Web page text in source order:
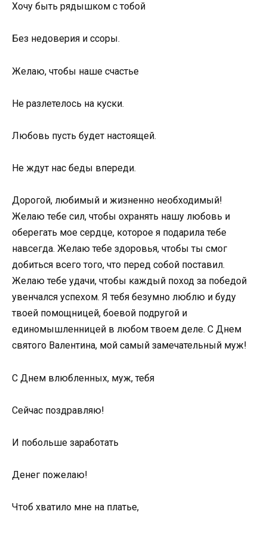
Хочу быть рядышком с тобой
Без недоверия и ссоры.
Желаю, чтобы наше счастье
Не разлетелось на куски.
Любовь пусть будет настоящей.
Не ждут нас беды впереди.
Дорогой, любимый и жизненно необходимый!
Желаю тебе сил, чтобы охранять нашу любовь и
оберегать мое сердце, которое я подарила тебе
навсегда. Желаю тебе здоровья, чтобы ты смог
добиться всего того, что перед собой поставил.
Желаю тебе удачи, чтобы каждый поход за победой
увенчался успехом. Я тебя безумно люблю и буду
твоей помощницей, боевой подругой и
единомышленницей в любом твоем деле. С Днем
святого Валентина, мой самый замечательный муж!
С Днем влюбленных, муж, тебя
Сейчас поздравляю!
И побольше заработать
Денег пожелаю!
Чтоб хватило мне на платье,